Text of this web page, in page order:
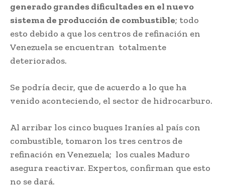
generado grandes dificultades en el nuevo
sistema de producción de combustible; todo
esto debido a que los centros de refinación en
Venezuela se encuentran totalmente
deteriorados.
Se podría decir, que de acuerdo a lo que ha
venido aconteciendo, el sector de hidrocarburo.
Al arribar los cinco buques Iraníes al país con
combustible, tomaron los tres centros de
refinación en Venezuela; los cuales Maduro
asegura reactivar. Expertos, confirman que esto
no se dará.